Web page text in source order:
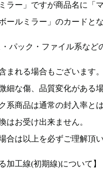
ラー」ですが商品名に「
ールミラー」のカードとな
パック・ファイル系など
まれる場合もございます。
細な傷、品質変化がある
系商品は通常の封入率と
はお受け出来ません。
合は以上を必ずご理解頂
加工線(初期線)について】